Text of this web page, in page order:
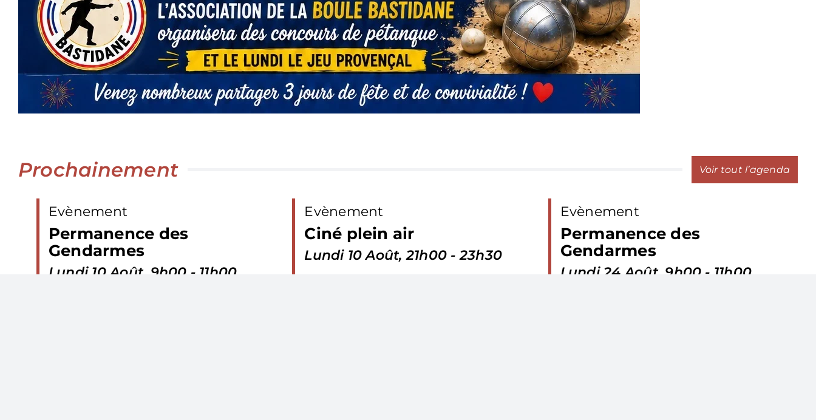
Prochainement Voir tout l’agenda
Evènement
Permanence des
Gendarmes
Lundi 10 Août, 9h00 - 11h00
Evènement
Ciné plein air
Lundi 10 Août, 21h00 - 23h30
Evènement
Permanence des
Gendarmes
Lundi 24 Août, 9h00 - 11h00